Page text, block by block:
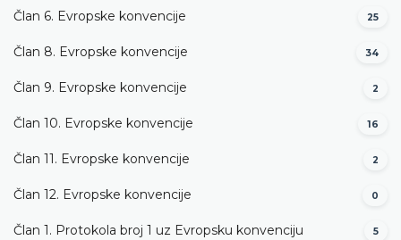
Član 6. Evropske konvencije 25
Član 8. Evropske konvencije 34
Član 9. Evropske konvencije 2
Član 10. Evropske konvencije 16
Član 11. Evropske konvencije 2
Član 12. Evropske konvencije 0
Član 1. Protokola broj 1 uz Evropsku konvenciju 5